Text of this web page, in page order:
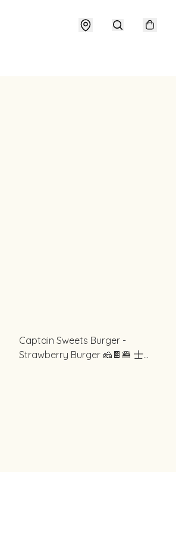
Captain Sweets Burger -
Strawberry Burger 🧀🍫🍔 士多